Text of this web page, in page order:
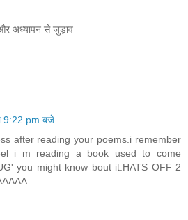
अध्यापन से जुड़ाव
9:22 pm बजे
after reading your poems.i remember
i m reading a book used to come
you might know bout it.HATS OFF 2